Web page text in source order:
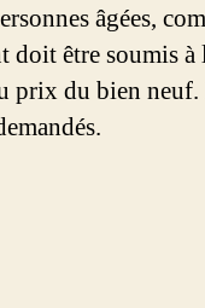
âgées,
doit être soumis à
prix du bien